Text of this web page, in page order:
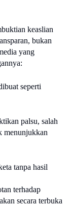
keaslian
bukan
yang
seperti
palsu, salah
menunjukkan
tanpa hasil
terhadap
secara terbuka